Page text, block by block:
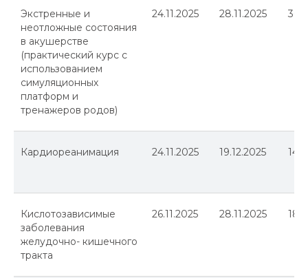
Экстренные и
неотложные состояния
в акушерстве
(практический курс с
использованием
симуляционных
платформ и
тренажеров родов)
24.11.2025 28.11.2025 36
Кардиореанимация 24.11.2025 19.12.2025 144
Кислотозависимые
заболевания
желудочно- кишечного
тракта
26.11.2025 28.11.2025 18